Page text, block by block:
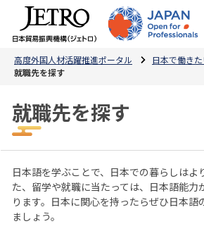
高度外国人材活躍推進ポータル
日本で働き
就職先を探す
就職先を探す
日本語を学ぶことで、日本での暮らしはよ
た、留学や就職に当たっては、日本語能力
ります。日本に関心を持ったらぜひ日本語
ましょう。